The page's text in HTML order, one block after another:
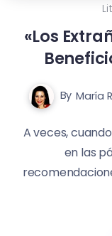
«Los
By María
A veces,
en las